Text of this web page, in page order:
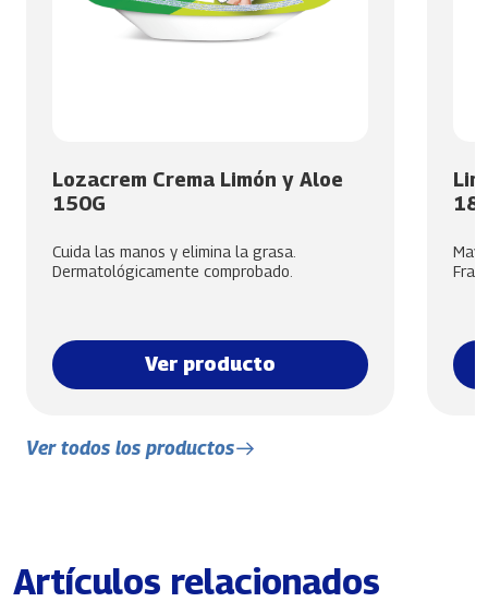
Lozacrem Crema Limón y Aloe
150G
Cuida las manos y elimina la grasa.
Dermatológicamente comprobado.
Ver producto
Ver todos los productos
Artículos relacionados